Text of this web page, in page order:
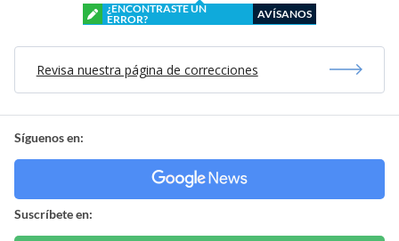
¿ENCONTRASTE UN
ERROR?
AVÍSANOS
Revisa nuestra página de correcciones
Síguenos en:
Suscríbete en: